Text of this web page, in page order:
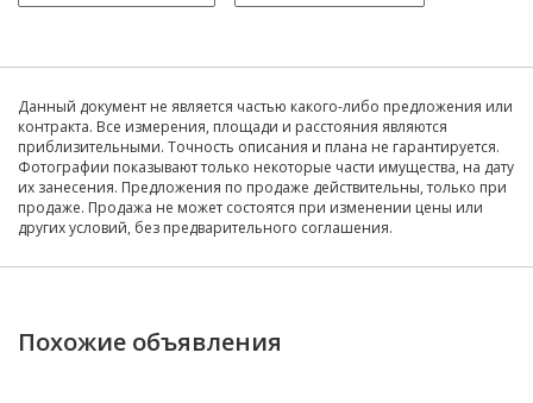
Данный документ не является частью какого-либо предложения или
контракта. Все измерения, площади и расстояния являются
приблизительными. Точность описания и плана не гарантируется.
Фотографии показывают только некоторые части имущества, на дату
их занесения. Предложения по продаже действительны, только при
продаже. Продажа не может состоятся при изменении цены или
других условий, без предварительного соглашения.
Похожие объявления